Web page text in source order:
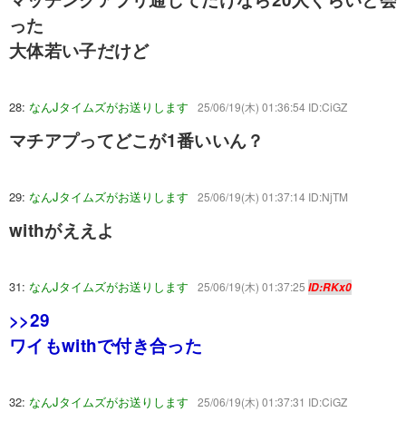
った
大体若い子だけど
28: なんJタイムズがお送りします 25/06/19(木) 01:36:54 ID:CiGZ
マチアプってどこが1番いいん？
29: なんJタイムズがお送りします 25/06/19(木) 01:37:14 ID:NjTM
withがええよ
31: なんJタイムズがお送りします 25/06/19(木) 01:37:25 ID:RKx0
>>29
ワイもwithで付き合った
32: なんJタイムズがお送りします 25/06/19(木) 01:37:31 ID:CiGZ